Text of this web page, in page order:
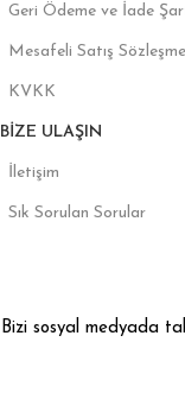
Geri Ödeme ve İade
Mesafeli Satış
KVKK
BIZE ULAŞIN
İletişim
Sık Sorulan Sorular
Bizi sosyal medyada